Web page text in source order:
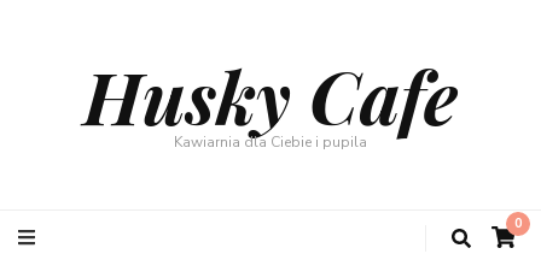
Husky Cafe
Kawiarnia dla Ciebie i pupila
0